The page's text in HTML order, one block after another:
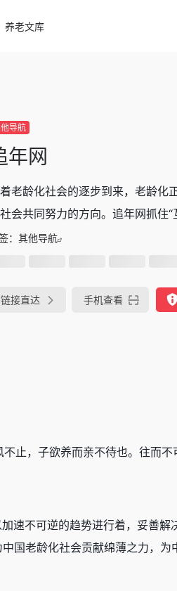
养老文库
导航
年网
老龄化社会的逐步到来，老龄化
会共同努力的方向。追年网抓住
： 其他导航
链接直达 手机查看
止，子欲养而亲不待也。往而不
速不可逆的趋势进行着，妥善
国老龄化社会贡献绵薄之力，为